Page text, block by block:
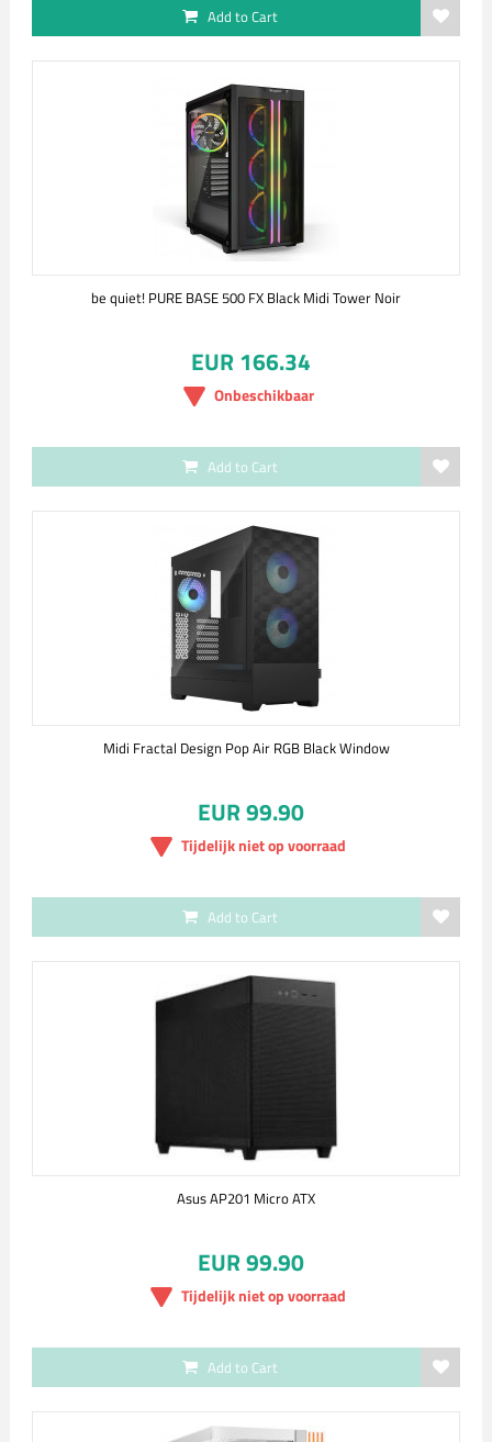
Add to Cart
be quiet! PURE BASE 500 FX Black Midi Tower Noir
EUR 166.34
Onbeschikbaar
Add to Cart
Midi Fractal Design Pop Air RGB Black Window
EUR 99.90
Tijdelijk niet op voorraad
Add to Cart
Asus AP201 Micro ATX
EUR 99.90
Tijdelijk niet op voorraad
Add to Cart